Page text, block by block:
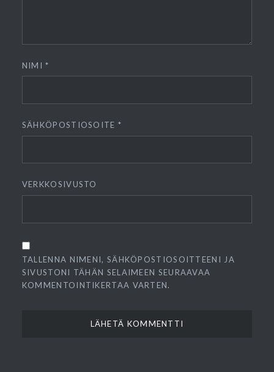
NIMI*
SÄHKÖPOSTIOSOITE *
VERKKOSIVUSTO
TALLENNA NIMENI, SÄHKÖPOSTIOSOITTEENI JA
SIVUSTONI TÄHÄN SELAIMEEN SEURAAVAA
KOMMENTOINTIKERTAA VARTEN.